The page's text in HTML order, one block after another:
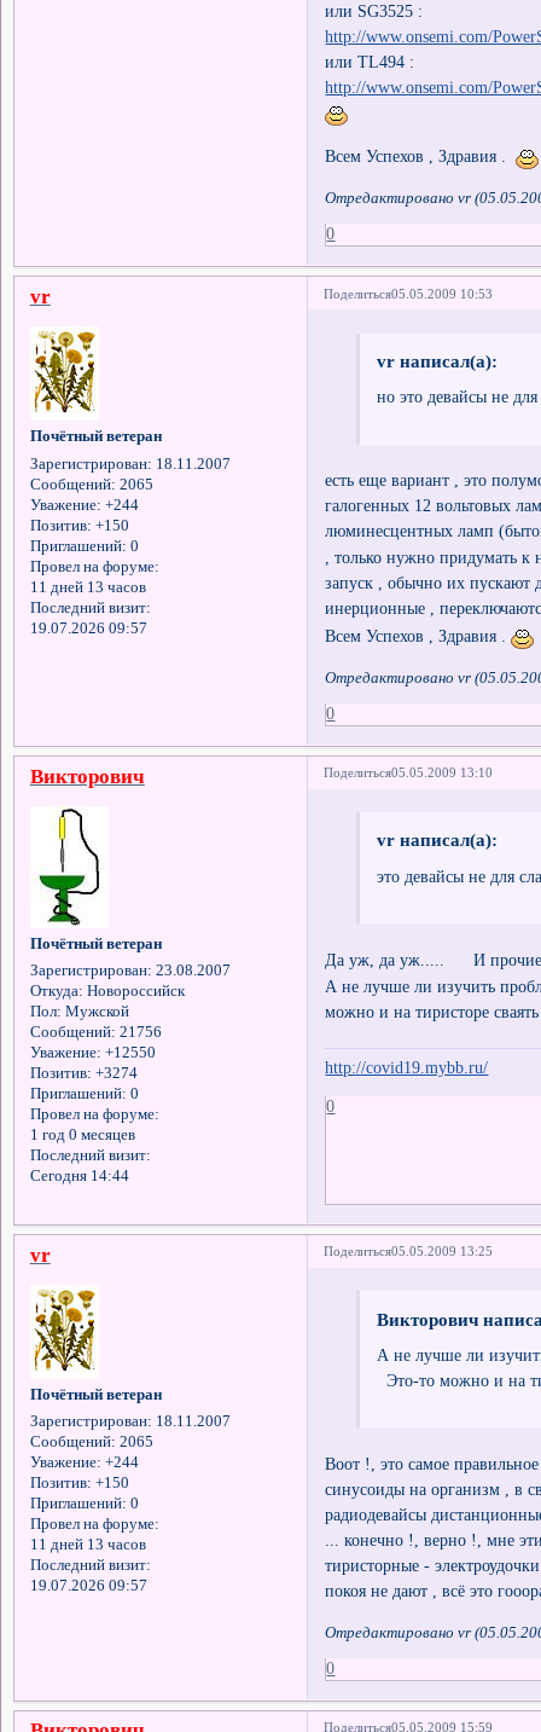
или SG3525 :
http://www.onsemi.com/
или TL494 :
http://www.onsemi.com/
Всем Успехов , Здравия .
Отредактировано vr
0
Поделиться05.05.2009 10:53
vr
Почётный ветеран
Зарегистрирован: 18.11.2007
Сообщений: 2065
Уважение: +244
Позитив: +150
Приглашений: 0
Провел на форуме:
11 дней 13 часов
Последний визит:
19.07.2026 09:57
vr написал(а):
но это девайсы не
есть еще вариант , это
галогенных 12 вольтовых
люминесцентных ламп
, только нужно придумать
запуск , обычно их пускают
инерционные ,
Всем Успехов , Здравия .
Отредактировано vr
0
Поделиться05.05.2009 13:10
Викторович
Почётный ветеран
Зарегистрирован: 23.08.2007
Откуда: Новороссийск
Пол: Мужской
Сообщений: 21756
Уважение: +12550
Позитив: +3274
Приглашений: 0
Провел на форуме:
1 год 0 месяцев
Последний визит:
Сегодня 14:44
vr написал(а):
это девайсы не для
Да уж, да уж..... И
А не лучше ли изучить
можно и на тиристоре
http://covid19.mybb.ru/
0
Поделиться05.05.2009 13:25
vr
Почётный ветеран
Зарегистрирован: 18.11.2007
Сообщений: 2065
Уважение: +244
Позитив: +150
Приглашений: 0
Провел на форуме:
11 дней 13 часов
Последний визит:
19.07.2026 09:57
Викторович
А не лучше ли
Это-то можно и на
Воот !, это самое
синусоиды на организм , в
радиодевайсы
... конечно !, верно !, мне
тиристорные -
покоя не дают , всё это
Отредактировано vr
0
Поделиться05.05.2009 15:59